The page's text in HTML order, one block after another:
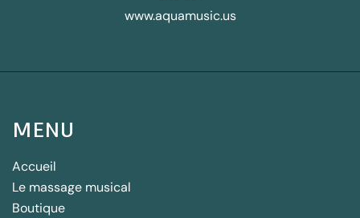
www.aquamusic.us
MENU
Accueil
Le massage musical
Boutique